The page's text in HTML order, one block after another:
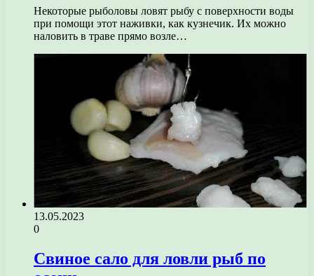
Некоторые рыболовы ловят рыбу с поверхности воды
при помощи этот наживки, как кузнечик. Их можно
наловить в траве прямо возле…
13.05.2023
0
Свиное сало для ловли рыб по